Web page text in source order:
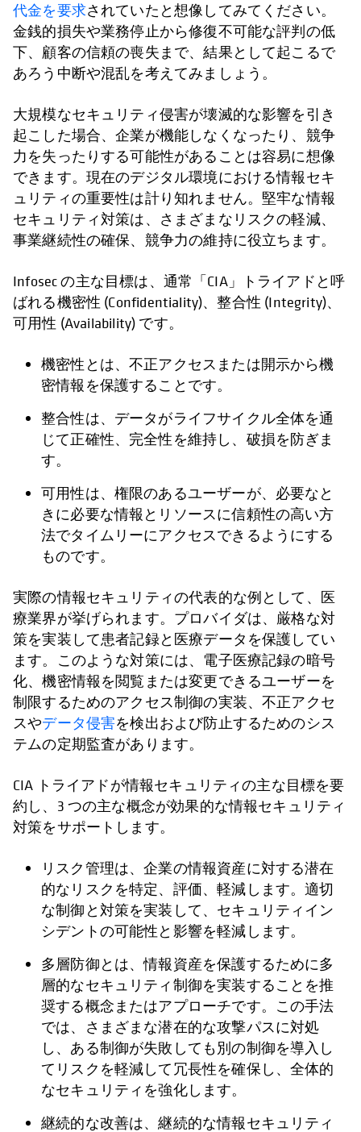
代金を要求されていたと想像してみてください。
金銭的損失や業務停止から修復不可能な評判の低
下、顧客の信頼の喪失まで、結果として起こるで
あろう中断や混乱を考えてみましょう。
大規模なセキュリティ侵害が壊滅的な影響を引き
起こした場合、企業が機能しなくなったり、競争
力を失ったりする可能性があることは容易に想像
できます。現在のデジタル環境における情報セキ
ュリティの重要性は計り知れません。堅牢な情報
セキュリティ対策は、さまざまなリスクの軽減、
事業継続性の確保、競争力の維持に役立ちます。
Infosec の主な目標は、通常「CIA」トライアドと呼
ばれる機密性 (Confidentiality)、整合性 (Integrity)、
可用性 (Availability) です。
機密性とは、不正アクセスまたは開示から機
密情報を保護することです。
整合性は、データがライフサイクル全体を通
じて正確性、完全性を維持し、破損を防ぎま
す。
可用性は、権限のあるユーザーが、必要なと
きに必要な情報とリソースに信頼性の高い方
法でタイムリーにアクセスできるようにする
ものです。
実際の情報セキュリティの代表的な例として、医
療業界が挙げられます。プロバイダは、厳格な対
策を実装して患者記録と医療データを保護してい
ます。このような対策には、電子医療記録の暗号
化、機密情報を閲覧または変更できるユーザーを
制限するためのアクセス制御の実装、不正アクセ
スやデータ侵害を検出および防止するためのシス
テムの定期監査があります。
CIA トライアドが情報セキュリティの主な目標を要
約し、3 つの主な概念が効果的な情報セキュリティ
対策をサポートします。
リスク管理は、企業の情報資産に対する潜在
的なリスクを特定、評価、軽減します。適切
な制御と対策を実装して、セキュリティイン
シデントの可能性と影響を軽減します。
多層防御とは、情報資産を保護するために多
層的なセキュリティ制御を実装することを推
奨する概念またはアプローチです。この手法
では、さまざまな潜在的な攻撃パスに対処
し、ある制御が失敗しても別の制御を導入し
てリスクを軽減して冗長性を確保し、全体的
なセキュリティを強化します。
継続的な改善は、継続的な情報セキュリティ